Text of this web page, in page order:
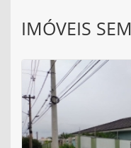
IMÓVEIS